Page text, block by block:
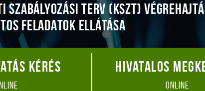
SZABÁLYOZÁSI TERV (KSZT)
FELADATOK ELLÁTÁSA
kérés Hivatalos
online